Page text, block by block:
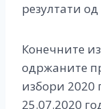
резултати
Конечните
одржаните
избори 2020
25.07.2020